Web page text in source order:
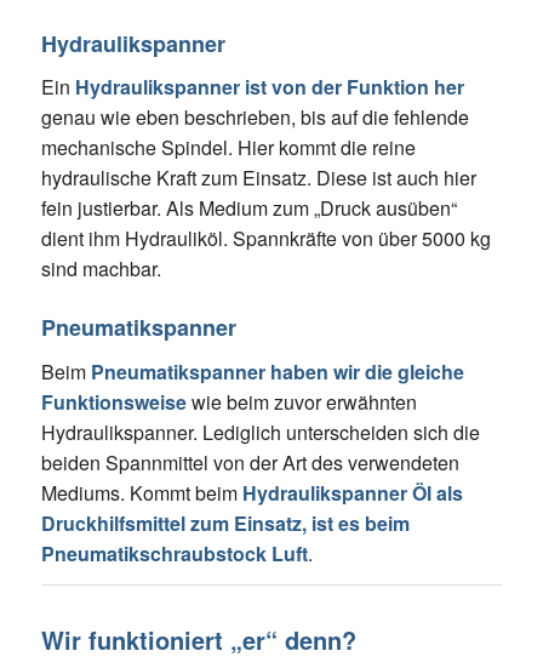
Hydraulikspanner
Ein Hydraulikspanner ist von der Funktion her
genau wie eben beschrieben, bis auf die fehlende
mechanische Spindel. Hier kommt die reine
hydraulische Kraft zum Einsatz. Diese ist auch hier
fein justierbar. Als Medium zum „Druck ausüben“
dient ihm Hydrauliköl. Spannkräfte von über 5000 kg
sind machbar.
Pneumatikspanner
Beim Pneumatikspanner haben wir die gleiche
Funktionsweisewie beim zuvor erwähnten
Hydraulikspanner. Lediglich unterscheiden sich die
beiden Spannmittel von der Art des verwendeten
Mediums. Kommt beim Hydraulikspanner Öl als
Druckhilfsmittel zum Einsatz, ist es beim
Pneumatikschraubstock Luft.
Wir funktioniert „er“ denn?